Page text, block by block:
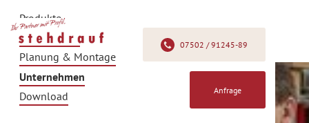
Produkte
Produkfinder
Planung & Montage
Unternehmen
Download
07502 / 91245-89
Anfrage